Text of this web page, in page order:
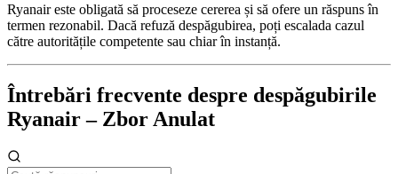
Ryanair este obligată să proceseze cererea și să ofere un răspuns în
termen rezonabil. Dacă refuză despăgubirea, poți escalada cazul
către autoritățile competente sau chiar în instanță.
Întrebări frecvente despre despăgubirile
Ryanair – Zbor Anulat